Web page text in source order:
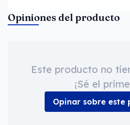
Opiniones del producto
Este producto no
¡Sé el
Opinar sobre este